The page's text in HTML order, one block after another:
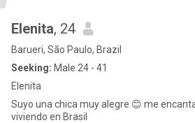
Elenita, 24
Barueri, São Paulo, Brazil
Seeking: Male 24 - 41
Elenita
Suyo una chica muy alegre 😊 me
viviendo en Brasil